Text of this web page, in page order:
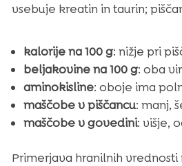
vsebuje kreatin in taurin;
kalorije na 100 g: nižje pri
beljakovine na 100 g: oba
aminokisline: oboje ima
maščobe v piščancu: manj,
maščobe v govedini: višje,
Primerjava hranilnih